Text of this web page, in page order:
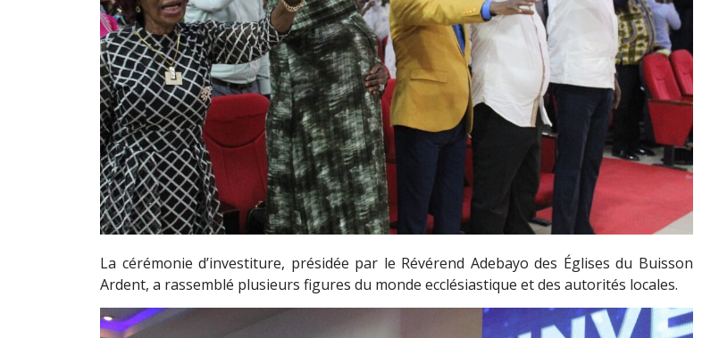
La cérémonie d’investiture, présidée par le Révérend Adebayo des Églises du Buisson
Ardent, a rassemblé plusieurs figures du monde ecclésiastique et des autorités locales.